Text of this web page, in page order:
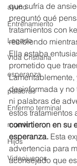
ayuno
Entrenamiento
Legado
Vida Cristiana
esperanza
palabras
Enfermo terminal
muerte
Hijos
Videojuegos
que sufría de
preguntó qué
tratamientos con
recibiendo
Ella estaba
prometido que
Lamentablemente,
desinformada y
ni palabras de
estos tratamientos
convirtieron en su
esperanza. Esta
advertencia para
aconsejado que